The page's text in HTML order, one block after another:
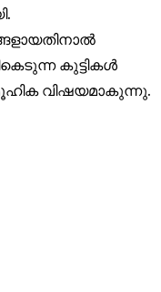
കുട്ടികൾ
വിഷയമാകുന്നു.